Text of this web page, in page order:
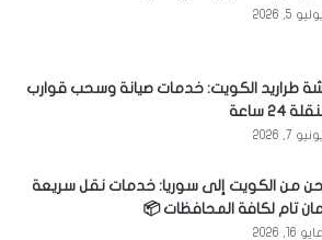
يوليو 5, 2026
طراريد الكويت: خدمات صيانة وسحب قوارب
24 ساعة
يونيو 7, 2026
من الكويت إلى سوريا: خدمات نقل سريعة
تام لكافة المحافظات 📦
مايو 16, 2026